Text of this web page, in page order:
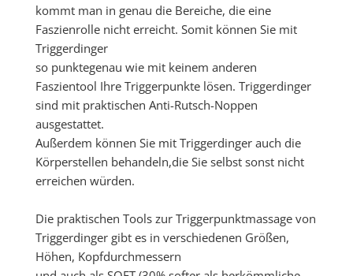
kommt man in genau die Bereiche, die eine
Faszienrolle nicht erreicht. Somit können Sie mit
Triggerdinger
so punktegenau wie mit keinem anderen
Faszientool Ihre Triggerpunkte lösen. Triggerdinger
sind mit praktischen Anti-Rutsch-Noppen
ausgestattet.
Außerdem können Sie mit Triggerdinger auch die
Körperstellen behandeln,die Sie selbst sonst nicht
erreichen würden.
Die praktischen Tools zur Triggerpunktmassage von
Triggerdinger gibt es in verschiedenen Größen,
Höhen, Kopfdurchmessern